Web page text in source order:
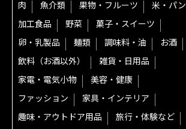
肉 魚介類 果物・フルーツ
米・パン
加工食品
野菜
菓子・スイーツ
卵・乳製品
麺類 調味料・油
お酒
飲料（お酒以外）
雑貨・日用品
家電・電気小物
美容・健康
ファッション
家具・インテリア
趣味・アウトドア用品
旅行・体験など